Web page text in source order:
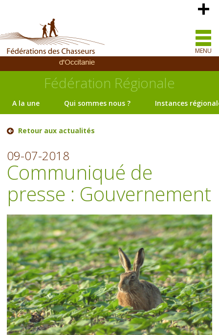
MENU
Fédération Régionale
A la une Qui sommes nous ? Instances
Retour aux actualités
09-07-2018
Communiqué de
presse : Gouvernement